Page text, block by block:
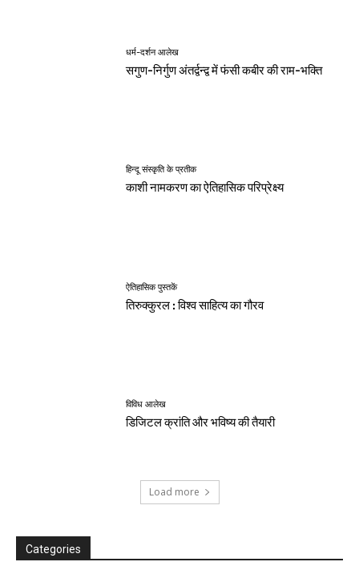
धर्म-दर्शन आलेख
सगुण-निर्गुण अंतर्द्वन्द्व में फंसी कबीर की राम-भक्ति
हिन्दू संस्कृति के प्रतीक
काशी नामकरण का ऐतिहासिक परिप्रेक्ष्य
ऐतिहासिक पुस्तकें
तिरुक्कुरल : विश्व साहित्य का गौरव
विविध आलेख
डिजिटल क्रांति और भविष्य की तैयारी
Load more
Categories